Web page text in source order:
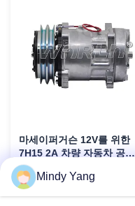
Pictures Replacing an
automotive air conditioning
compressor ...
마세이퍼거슨 12V를 위한
7H15 2A 차량 자동차 공기
조절 압축기
7H15 2A Vehicle Auto Air
Conditioning Compressor For
MasseyFerguson 12V
Mindy Yang